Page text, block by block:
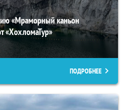
«Мраморный каньон
«ХохломаТур»
ПОДРОБНЕЕ